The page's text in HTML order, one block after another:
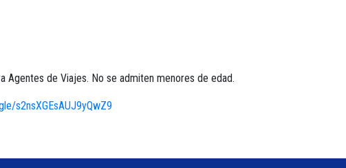
Agentes de Viajes. No se admiten menores de edad.
s2nsXGEsAUJ9yQwZ9